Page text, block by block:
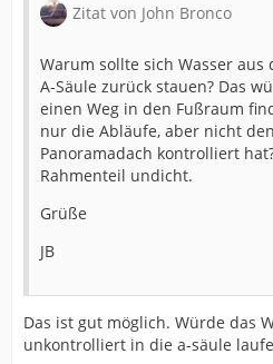
Zitat von John Bronco
Warum sollte sich Wasser aus
A-Säule zurück stauen? Das
einen Weg in den Fußraum
nur die Abläufe, aber nicht
Panoramadach kontrolliert
Rahmenteil undicht.
Grüße
JB
Das ist gut möglich. Würde das
unkontrolliert in die a-säule